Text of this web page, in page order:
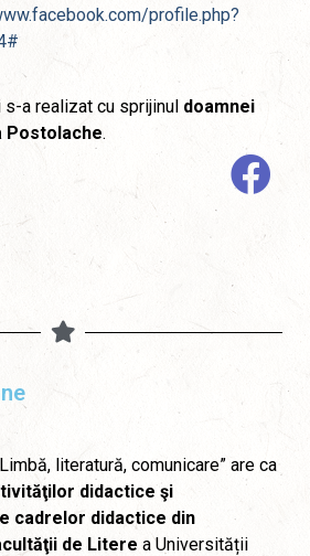
profile.php?
a realizat cu sprijinul doamnei
Postolache.
literatură, comunicare” are ca
didactice şi
cadrelor didactice din
de Litere a Universității